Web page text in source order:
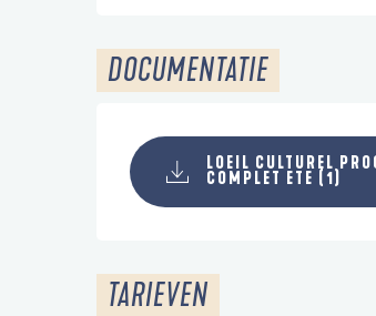
DOCUMENTATIE
LOEIL CULTUREL
COMPLET ETE (1)
TARIEVEN